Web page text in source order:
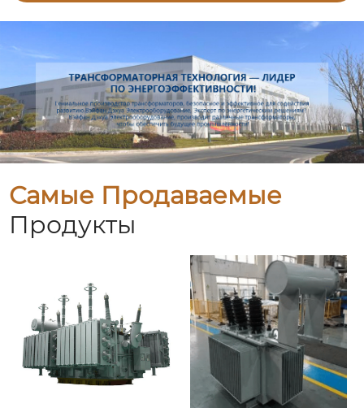
Самые Продаваемые
Продукты